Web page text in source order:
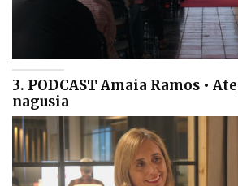
3. PODCAST Amaia Ramos •
nagusia